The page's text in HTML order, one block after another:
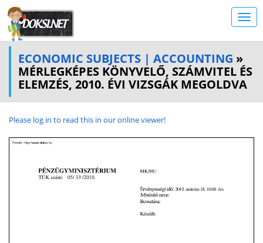
ECONOMIC SUBJECTS | ACCOUNTING »
MÉRLEGKÉPES KÖNYVELŐ, SZÁMVITEL ÉS
ELEMZÉS, 2010. ÉVI VIZSGÁK MEGOLDVA
Please log in to read this in our online viewer!